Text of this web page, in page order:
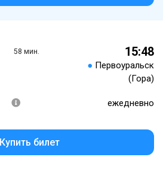
58 мин. 15:48
● Первоуральск
(Гора)
ежедневно
Купить билет